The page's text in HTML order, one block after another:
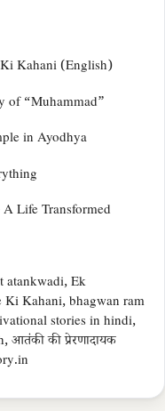
Kahani (English)
of “Muhammad”
in Ayodhya
Life Transformed
atankwadi, Ek
Kahani, bhagwan ram
stories in hindi,
आतंकी की प्रेरणादायक